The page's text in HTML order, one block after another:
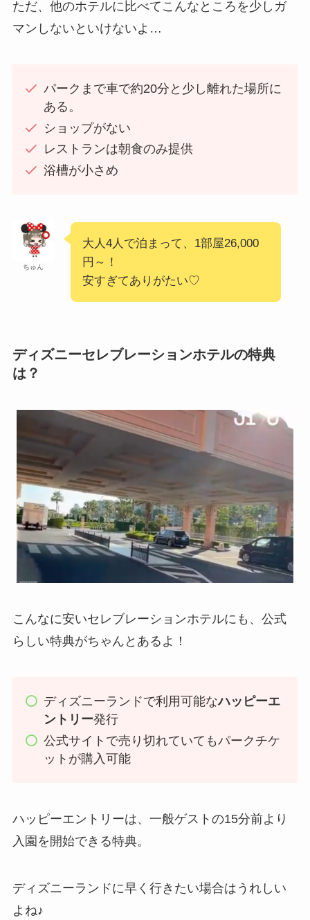
ただ、他のホテルに比べてこんなところを少しガ
マンしないといけないよ…
パークまで車で約20分と少し離れた場所に
ある。
ショップがない
レストランは朝食のみ提供
浴槽が小さめ
ちゅん
大人4人で泊まって、1部屋26,000
円～！
安すぎてありがたい♡
ディズニーセレブレーションホテルの特典
は？
こんなに安いセレブレーションホテルにも、公式
らしい特典がちゃんとあるよ！
ディズニーランドで利用可能なハッピーエ
ントリー発行
公式サイトで売り切れていてもパークチケ
ットが購入可能
ハッピーエントリーは、一般ゲストの15分前より
入園を開始できる特典。
ディズニーランドに早く行きたい場合はうれしい
よね♪